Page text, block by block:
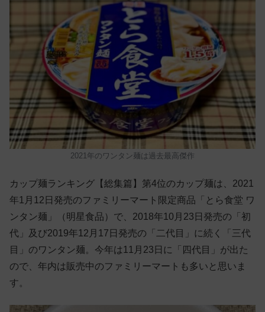
2021年のワンタン麺は過去最高傑作
カップ麺ランキング【総集篇】第4位のカップ麺は、2021
年1月12日発売のファミリーマート限定商品「とら食堂 ワ
ンタン麺」（明星食品）で、2018年10月23日発売の「初
代」及び2019年12月17日発売の「二代目」に続く「三代
目」のワンタン麺。今年は11月23日に「四代目」が出た
ので、年内は販売中のファミリーマートも多いと思いま
す。